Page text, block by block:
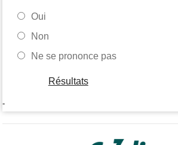
Oui
Non
Ne se prononce pas
Résultats
-